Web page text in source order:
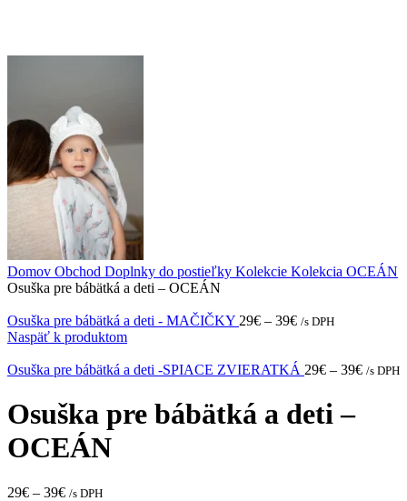
Domov Obchod Doplnky do postieľky Kolekcie Kolekcia OCEÁN
Osuška pre bábätká a deti – OCEÁN
Osuška pre bábätká a deti - MAČIČKY 29€ – 39€ /s DPH
Naspäť k produktom
Osuška pre bábätká a deti -SPIACE ZVIERATKÁ 29€ – 39€ /s DPH
Osuška pre bábätká a deti –
OCEÁN
29€ – 39€ /s DPH